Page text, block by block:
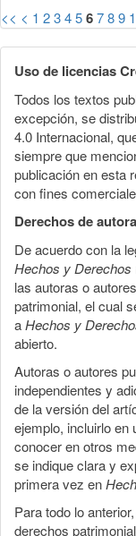
<< < 1 23456789
Uso de licencias
Todos los textos
excepción, se
4.0 Internacional,
siempre que
publicación en esta
con fines
Derechos de
De acuerdo con la
Hechos y Derechos
las autoras o
patrimonial, el cual
aHechos y
abierto.
Autoras o autores
independientes y
de la versión del
ejemplo, incluirlo en
conocer en otros
se indique clara y
primera vez en
Para todo lo
derechos